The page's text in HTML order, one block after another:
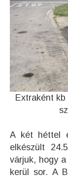
Extraként kb
A két héttel
elkészült
várjuk, hogy
kerül sor. A